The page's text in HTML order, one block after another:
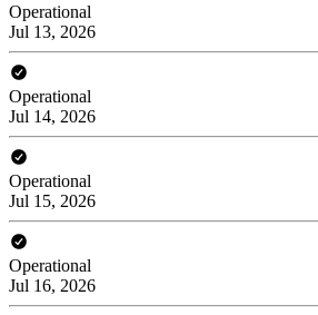
Operational
Jul 13, 2026
Operational
Jul 14, 2026
Operational
Jul 15, 2026
Operational
Jul 16, 2026